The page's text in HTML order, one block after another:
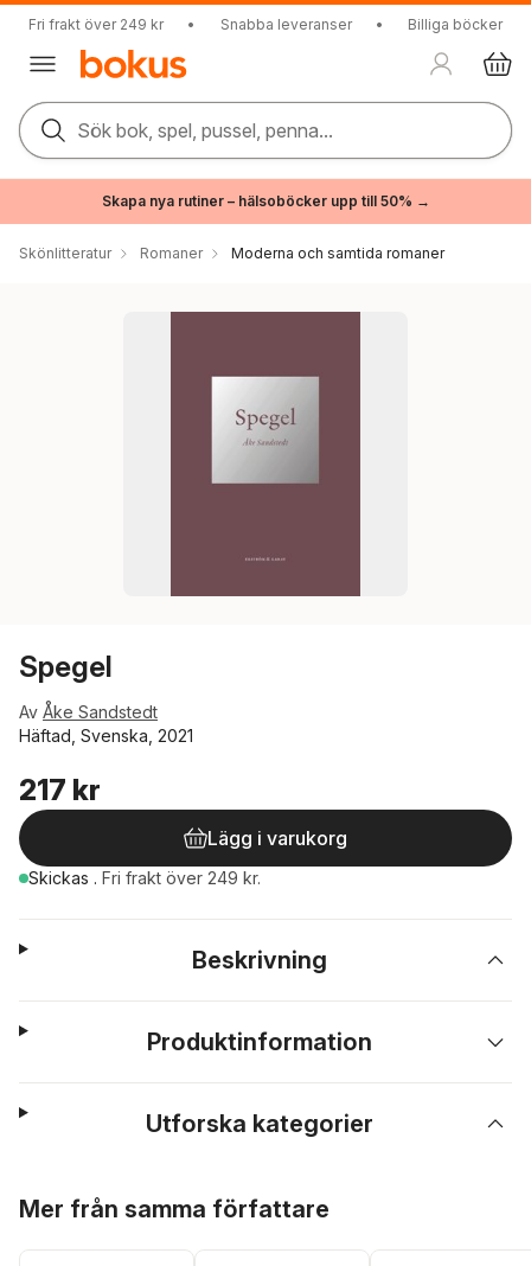
Fri frakt över 249 kr • Snabba leveranser • Billiga böcker
Sök bok, spel, pussel, penna...
Skapa nya rutiner – hälsoböcker upp till 50% →
Skönlitteratur Romaner Moderna och samtida romaner
Spegel
Av Åke Sandstedt
Häftad, Svenska, 2021
217 kr
Lägg i varukorg
Skickas . Fri frakt över 249 kr.
Beskrivning
Produktinformation
Utforska kategorier
Mer från samma författare